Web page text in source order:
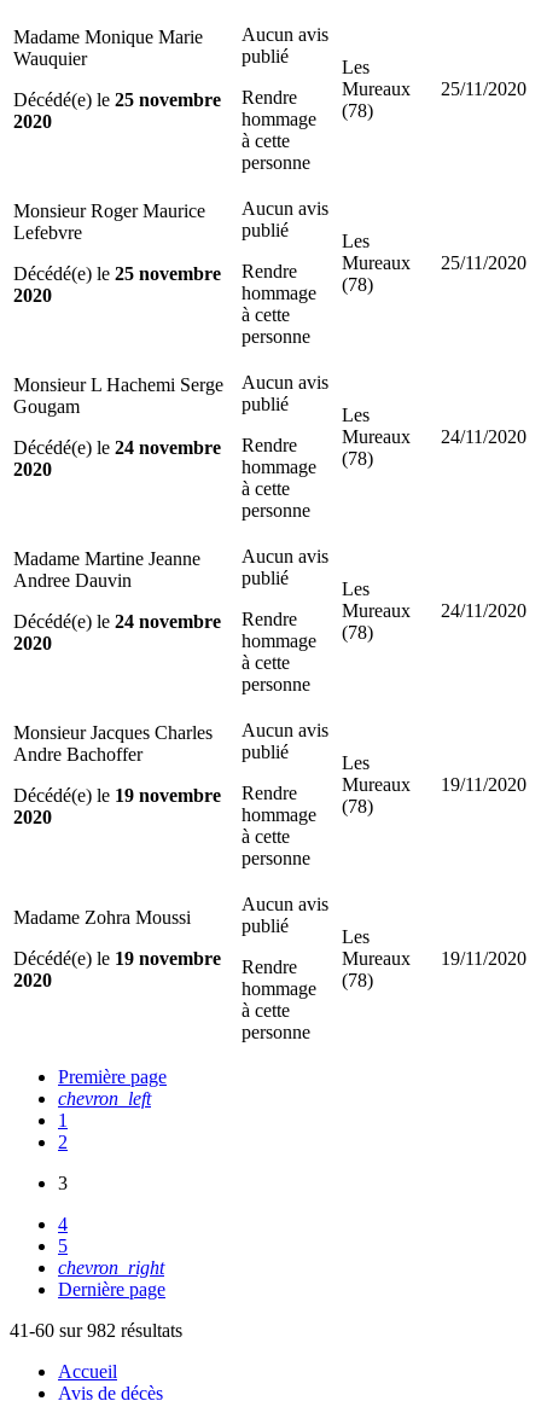
Madame Monique Marie
Wauquier
Décédé(e) le 25 novembre
2020
Aucun avis
publié
Rendre
hommage
à cette
personne
Les
Mureaux
(78)
25/11/2020
Monsieur Roger Maurice
Lefebvre
Décédé(e) le 25 novembre
2020
Aucun avis
publié
Rendre
hommage
à cette
personne
Les
Mureaux
(78)
25/11/2020
Monsieur L Hachemi Serge
Gougam
Décédé(e) le 24 novembre
2020
Aucun avis
publié
Rendre
hommage
à cette
personne
Les
Mureaux
(78)
24/11/2020
Madame Martine Jeanne
Andree Dauvin
Décédé(e) le 24 novembre
2020
Aucun avis
publié
Rendre
hommage
à cette
personne
Les
Mureaux
(78)
24/11/2020
Monsieur Jacques Charles
Andre Bachoffer
Décédé(e) le 19 novembre
2020
Aucun avis
publié
Rendre
hommage
à cette
personne
Les
Mureaux
(78)
19/11/2020
Madame Zohra Moussi
Décédé(e) le 19 novembre
2020
Aucun avis
publié
Rendre
hommage
à cette
personne
Les
Mureaux
(78)
19/11/2020
Première page
chevron_left
1
2
3
4
5
chevron_right
Dernière page
41-60 sur 982 résultats
Accueil
Avis de décès